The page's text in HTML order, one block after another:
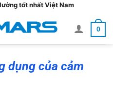
tốt nhất Việt Nam
0
dụng của cảm